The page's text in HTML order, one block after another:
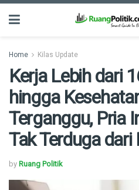
Home Kilas Update
Kerja Lebih dari
hingga
Terganggu, Pria
Tak Terduga dari
by Ruang Politik